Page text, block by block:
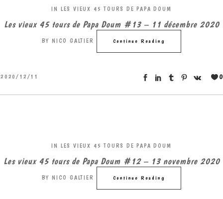
IN LES VIEUX 45 TOURS DE PAPA DOUM
Les vieux 45 tours de Papa Doum #13 – 11 décembre 2020
BY NICO GALTIER Continue Reading
2020/12/11 0
IN LES VIEUX 45 TOURS DE PAPA DOUM
Les vieux 45 tours de Papa Doum #12 – 13 novembre 2020
BY NICO GALTIER Continue Reading